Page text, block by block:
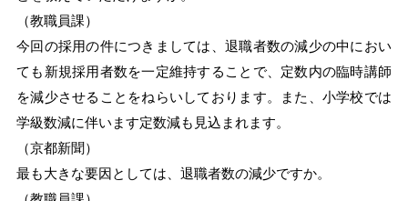
（教職員課）
今回の採用の件につきましては、退職者数の減少の中におい
ても新規採用者数を一定維持することで、定数内の臨時講師
を減少させることをねらいしております。また、小学校では
学級数減に伴います定数減も見込まれます。
（京都新聞）
最も大きな要因としては、退職者数の減少ですか。